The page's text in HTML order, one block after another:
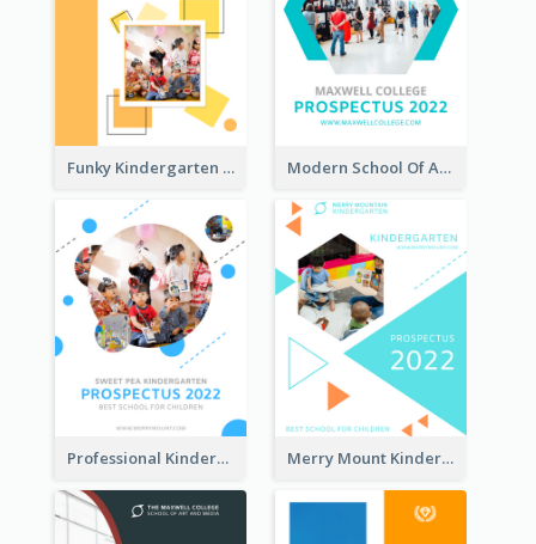
Funky Kindergarten Prospectus Modern School Of Art Prospectus
Professional Kindergarten Prospectus Merry Mount Kindergarten Prospectus